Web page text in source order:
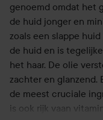
genoemd omdat het
de huid jonger en
zoals een slappe
de huid en is
het haar. De olie
zachter en glanzend.
de meest cruciale
is ook rijk vaan